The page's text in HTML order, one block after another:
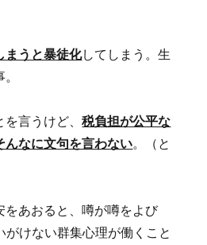
まうと暴徒化してしまう。生
を言うけど、税負担が公平な
んなに文句を言わない。（と
をあおると、噂が噂をよび
がけない群集心理が働くこと